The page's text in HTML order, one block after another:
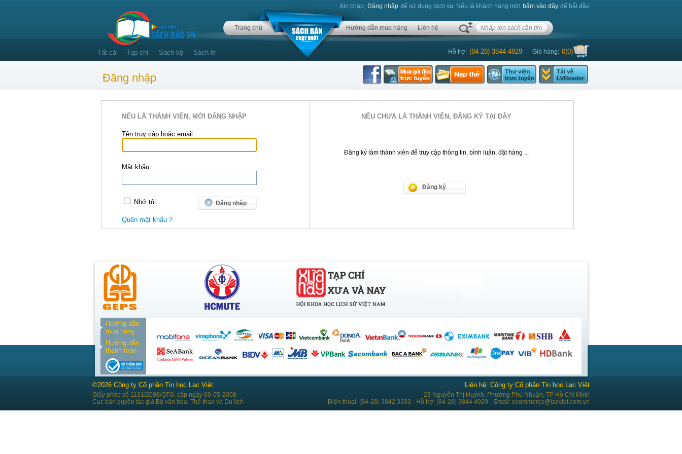
Xin chào, Đăng nhập để sử dụng dịch vụ. Nếu là khách hàng mới bấm vào đây để bắt đầu
Trang chủ Hướng dẫn mua hàng Liên hệ
Hỗ trợ: (84-28) 3844 4929 Giỏ hàng: 0(0)
Tất cả Tạp chí Sách bộ Sách lẻ
Đăng nhập
NẾU LÀ THÀNH VIÊN, MỜI ĐĂNG NHẬP
Tên truy cập hoặc email
Mật khẩu
Nhớ tôi
Quên mật khẩu ?
NẾU CHƯA LÀ THÀNH VIÊN, ĐĂNG KÝ TẠI ĐÂY
Đăng ký làm thành viên để truy cập thông tin, bình luận, đặt hàng ...
Đăng ký
Hướng dẫn
mua hàng
Hướng dẫn
thanh toán
Liên hệ: Công ty Cổ phần Tin học Lạc Việt
23 Nguyễn Thị Huỳnh, Phường Phú Nhuận, TP Hồ Chí Minh
Điện thoại: (84-28) 3842 3333 - Hỗ trợ: (84-28) 3844 4929 - Email: ecommerce@lacviet.com.vn
©2026 Công ty Cổ phần Tin học Lạc Việt
Giấy phép số 1131/2008/QTG, cấp ngày 06-05-2008
Cục bản quyền tác giả Bộ văn hóa, Thể thao và Du lịch